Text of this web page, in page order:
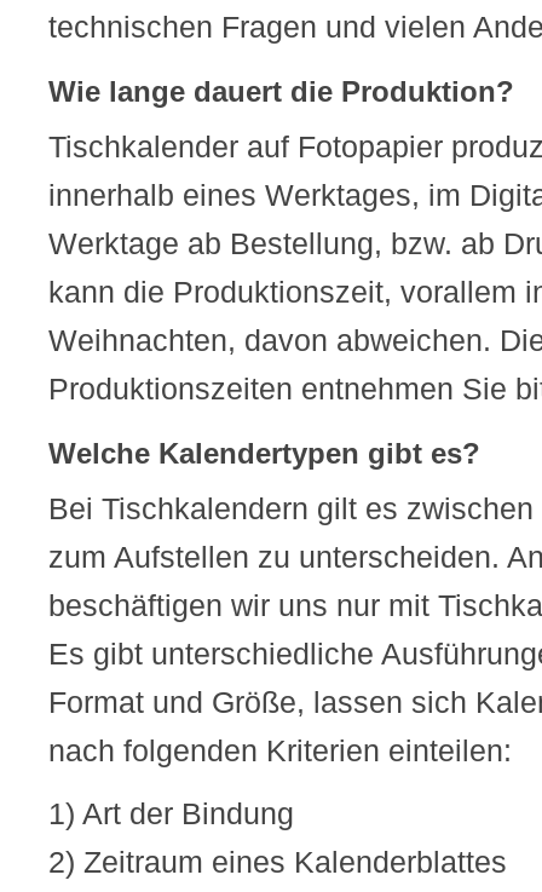
technischen Fragen und vielen
Wie lange dauert die Produktion?
Tischkalender auf Fotopapier
innerhalb eines Werktages, im
Werktage ab Bestellung, bzw. ab
kann die Produktionszeit, vorallem
Weihnachten, davon abweichen.
Produktionszeiten entnehmen Sie
Welche Kalendertypen gibt es?
Bei Tischkalendern gilt es
zum Aufstellen zu unterscheiden.
beschäftigen wir uns nur mit
Es gibt unterschiedliche
Format und Größe, lassen sich
nach folgenden Kriterien einteilen:
1) Art der Bindung
2) Zeitraum eines Kalenderblattes